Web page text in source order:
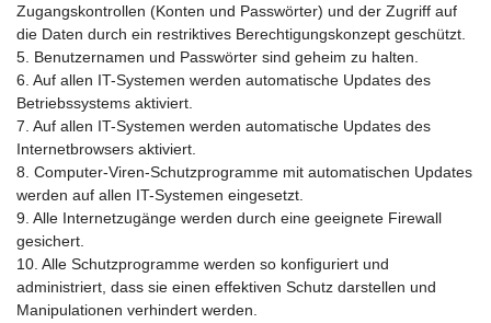
Zugangskontrollen (Konten und Passwörter) und der Zugriff auf
die Daten durch ein restriktives Berechtigungskonzept geschützt.
5. Benutzernamen und Passwörter sind geheim zu halten.
6. Auf allen IT-Systemen werden automatische Updates des
Betriebssystems aktiviert.
7. Auf allen IT-Systemen werden automatische Updates des
Internetbrowsers aktiviert.
8. Computer-Viren-Schutzprogramme mit automatischen Updates
werden auf allen IT-Systemen eingesetzt.
9. Alle Internetzugänge werden durch eine geeignete Firewall
gesichert.
10. Alle Schutzprogramme werden so konfiguriert und
administriert, dass sie einen effektiven Schutz darstellen und
Manipulationen verhindert werden.